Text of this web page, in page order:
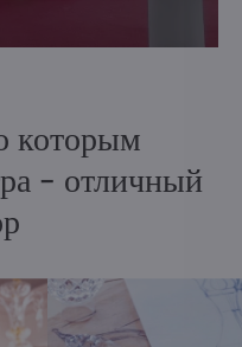
которым
- отличный